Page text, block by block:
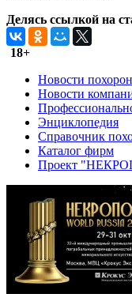
Делясь ссылкой на
18+
Новости
Новости
Энциклопедия
Справочник
Каталог фирм
Проект